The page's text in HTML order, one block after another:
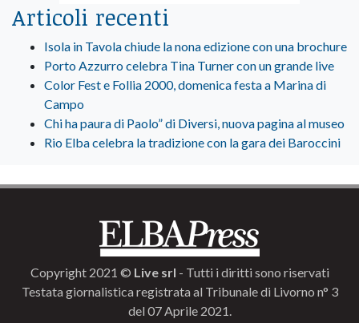
Articoli recenti
Isola in Tavola chiude la nona edizione con una brochure
Porto Azzurro celebra Tina Turner con un grande live
Color Fest e Follia 2000, domenica festa a Marina di
Campo
Chi ha paura di Paolo” di Diversi, nuova pagina al museo
Rio Elba celebra la tradizione con la gara dei Baroccini
Copyright 2021 © Live srl - Tutti i diritti sono riservati
Testata giornalistica registrata al Tribunale di Livorno n° 3
del 07 Aprile 2021.